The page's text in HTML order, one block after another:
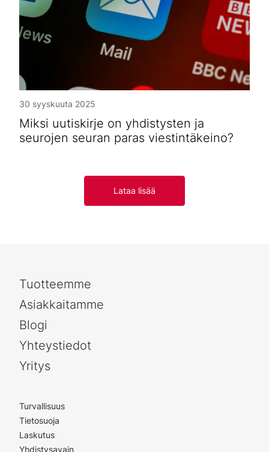
30 syyskuuta 2025
Miksi uutiskirje on yhdistysten ja
seurojen seuran paras viestintäkeino?
Lataa lisää
Tuotteemme
Asiakkaitamme
Blogi
Yhteystiedot
Yritys
Turvallisuus
Tietosuoja
Laskutus
Yhdistysavain